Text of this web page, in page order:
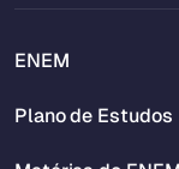
ENEM
Plano de Estudos